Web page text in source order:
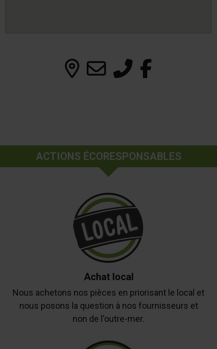
ACTIONS ÉCORESPONSABLES
Achat local
Nous achetons nos pièces en priorisant le local et
nous posons la question à nos fournisseurs et
non de l'outre-mer.